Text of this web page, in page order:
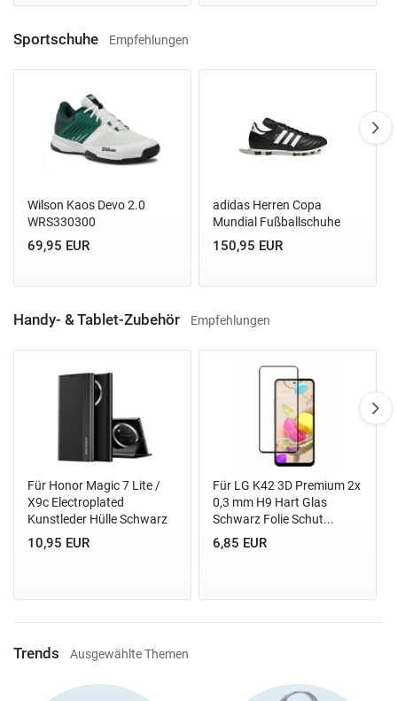
Sportschuhe Empfehlungen
Wilson Kaos Devo 2.0
WRS330300
69,95 EUR
adidas Herren Copa
Mundial Fußballschuhe
150,95 EUR
Handy- & Tablet-Zubehör Empfehlungen
Für Honor Magic 7 Lite /
X9c Electroplated
Kunstleder Hülle Schwarz
10,95 EUR
Für LG K42 3D Premium 2x
0,3 mm H9 Hart Glas
Schwarz Folie Schut...
6,85 EUR
Trends Ausgewählte Themen